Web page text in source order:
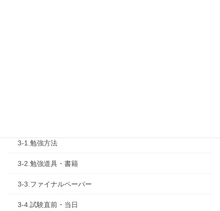
3-1.勉強方法
3-2.勉強道具・書籍
3-3.ファイナルペーパー
3-4.試験直前・当日